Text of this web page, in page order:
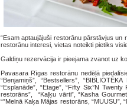
“Esam aptaujājuši restorānu pārstāvjus
restorānu interesi, vietas noteikti pietiks
Galdiņu rezervācija ir pieejama zvanot uz
Pavasara Rīgas restorānu nedēļā
“Benjamiņš”, “Bestsellers”,
“Esplanāde”, “Etage”, “Fifty Six°N
restorāns”, “Kaļķu vārti”, “Kasha
“”Melnā Kaķa Mājas restorāns, “MUUSU”,